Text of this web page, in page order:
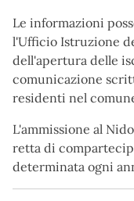
Le informazioni
l'Ufficio Istruzione
dell'apertura delle
comunicazione
residenti nel
L'ammissione al
retta di
determinata ogni